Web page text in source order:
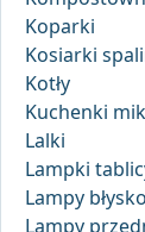
Koparki
Kosiarki
Kotły
Kuchenki
Lalki
Lampki
Lampy
Lampy